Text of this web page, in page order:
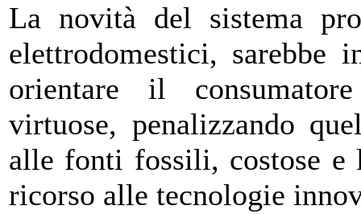
La novità del sistema
elettrodomestici,
orientare il
virtuose, penalizzando
alle fonti fossili, costose
ricorso alle tecnologie